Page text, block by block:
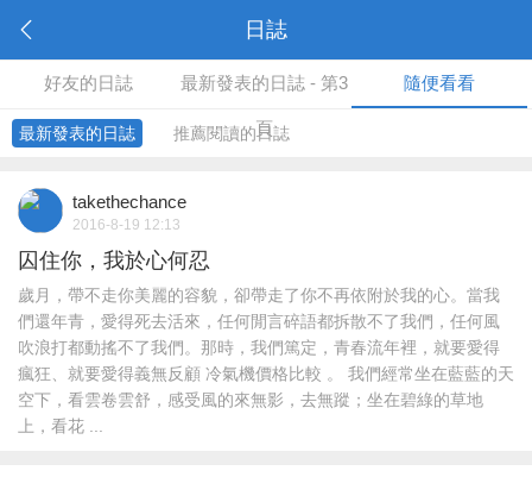
日誌
好友的日誌 最新發表的日誌 - 第3
頁
隨便看看
最新發表的日誌 推薦閱讀的日誌
takethechance
2016-8-19 12:13
囚住你，我於心何忍
歲月，帶不走你美麗的容貌，卻帶走了你不再依附於我的心。當我
們還年青，愛得死去活來，任何閒言碎語都拆散不了我們，任何風
吹浪打都動搖不了我們。那時，我們篤定，青春流年裡，就要愛得
瘋狂、就要愛得義無反顧 冷氣機價格比較 。 我們經常坐在藍藍的天
空下，看雲卷雲舒，感受風的來無影，去無蹤；坐在碧綠的草地
上，看花 ...